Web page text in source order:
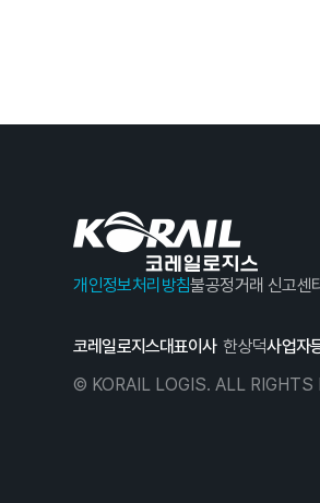
개인정보처리방침불공정거래 신고센
코레일로지스대표이사 한상덕사업자
© KORAIL LOGIS. ALL RIGHTS